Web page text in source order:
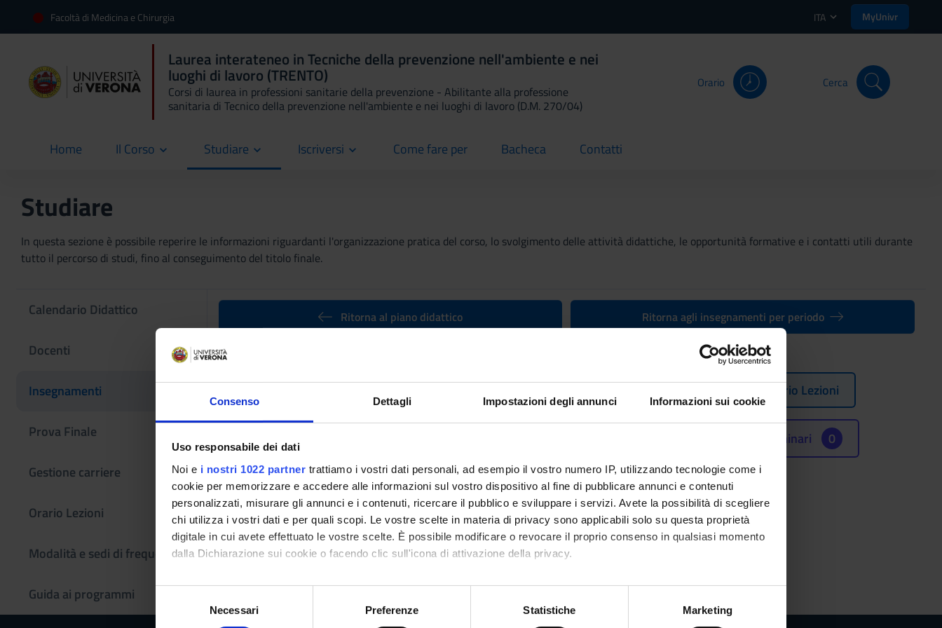
Consenso Dettagli Impostazioni degli annunci Informazioni sui cookie
Uso responsabile dei dati
Noi e i nostri 1022 partner trattiamo i vostri dati personali, ad esempio il vostro numero IP, utilizzando tecnologie come i
cookie per memorizzare e accedere alle informazioni sul vostro dispositivo al fine di pubblicare annunci e contenuti
personalizzati, misurare gli annunci e i contenuti, ricercare il pubblico e sviluppare i servizi. Avete la possibilità di scegliere
chi utilizza i vostri dati e per quali scopi. Le vostre scelte in materia di privacy sono applicabili solo su questa proprietà
digitale in cui avete effettuato le vostre scelte. È possibile modificare o revocare il proprio consenso in qualsiasi momento
dalla Dichiarazione sui cookie o facendo clic sull'icona di attivazione della privacy.
Con il tuo consenso, vorremmo anche:
raccogliere informazioni sulla tua posizione geografica, con un'approssimazione di qualche metro,
Necessari Preferenze Statistiche Marketing
Facoltà di Medicina e Chirurgia ITA MyUnivr
Laurea interateneo in Tecniche della prevenzione nell'ambiente e nei
luoghi di lavoro (TRENTO)
Corsi di laurea in professioni sanitarie della prevenzione - Abilitante alla professione
sanitaria di Tecnico della prevenzione nell'ambiente e nei luoghi di lavoro (D.M. 270/04)
Orario Cerca
Home
current Il Corso Studiare Iscriversi Come fare per
current Bacheca
current Contatti
current
Studiare
In questa sezione è possibile reperire le informazioni riguardanti l'organizzazione pratica del corso, lo svolgimento delle attività didattiche, le opportunità formative e i contatti utili durante
tutto il percorso di studi, fino al conseguimento del titolo finale.
Calendario Didattico
Docenti
Insegnamenti
Prova Finale
Gestione carriere
Orario Lezioni
Modalità e sedi di frequenza
Guida ai programmi
Ritorna al piano didattico Ritorna agli insegnamenti per periodo
Attivita' seminariali (professioni sanitarie) (2018/2019)
Codice insegnamento
4S001040
Docente
Non ancora assegnato
Crediti
4
Lingua di erogazione
Settore Scientifico Disciplinare (SSD)
NN - -
Periodo
TPALL 3° ANNO 2° SEMESTRE dal 1 feb 2019 al 31 mag 2019.
Orario Lezioni
Seminari 0